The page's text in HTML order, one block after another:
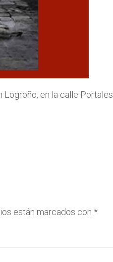
en la calle Portales.
están marcados con *